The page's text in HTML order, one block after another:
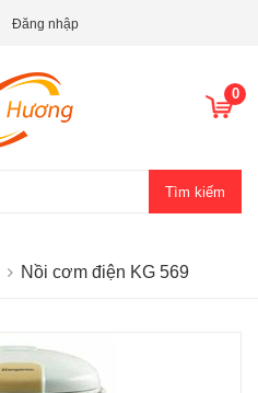
Đăng nhập
0
Tìm kiếm
Nồi cơm điện KG 569